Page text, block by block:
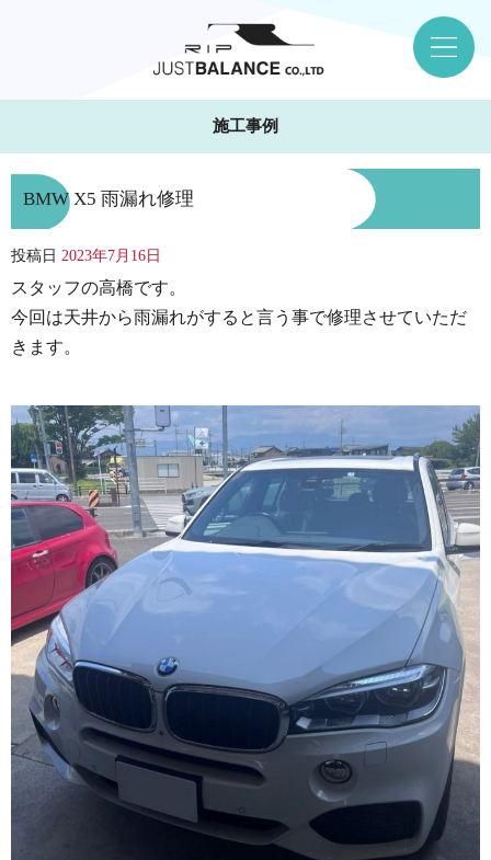
施工事例
BMW X5 雨漏れ修理
投稿日 2023年7月16日
スタッフの高橋です。
今回は天井から雨漏れがすると言う事で修理させていただ
きます。